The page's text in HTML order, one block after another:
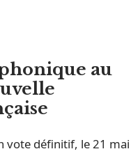
au
vote définitif, le 21 mai